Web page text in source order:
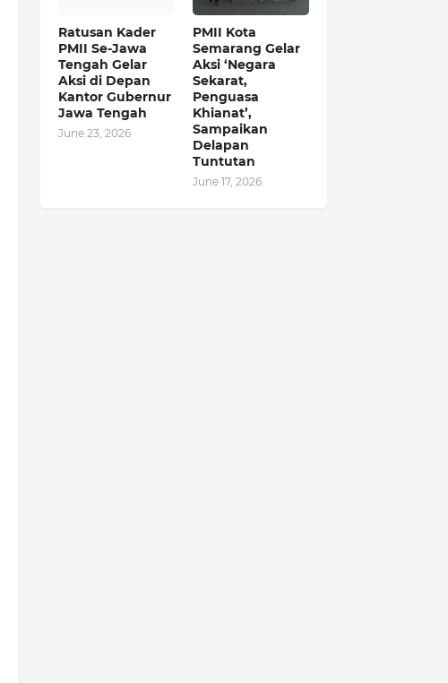
Ratusan Kader
PMII Se-Jawa
Tengah Gelar
Aksi di Depan
Kantor Gubernur
Jawa Tengah
June 23, 2026
PMII Kota
Semarang Gelar
Aksi ‘Negara
Sekarat,
Penguasa
Khianat’,
Sampaikan
Delapan
Tuntutan
June 17, 2026